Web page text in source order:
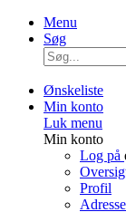
Menu
Søg
Ønskeliste
Min konto
Luk menu
Min konto
Log på
Profil